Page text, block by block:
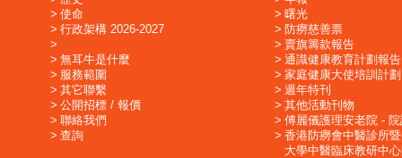
使命
行政架構 2026-2027
無耳牛是什麼
服務範圍
其它聯繫
公開招標 / 報價
聯絡我們
查詢
曙光
防癆慈善票
賣旗籌款報告
通識健康教育計劃報告
家庭健康大使培訓計劃
週年特刊
其他活動刊物
傅麗儀護理安老院 -
香港防癆會中醫診所
大學中醫臨床教研中